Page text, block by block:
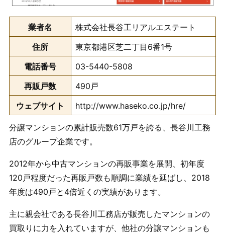
業者名
株式会社長谷工リアルエステート
住所
東京都港区芝二丁目6番1号
電話番号
03-5440-5808
再販戸数
490戸
ウェブサイト
http://www.haseko.co.jp/hre/
分譲マンションの累計販売数61万戸を誇る、長谷川工務
店のグループ企業です。
2012年から中古マンションの再販事業を展開、初年度
120戸程度だった再販戸数も順調に業績を延ばし、2018
年度は490戸と4倍近くの実績があります。
主に親会社である長谷川工務店が販売したマンションの
買取りに力を入れていますが、他社の分譲マンションも